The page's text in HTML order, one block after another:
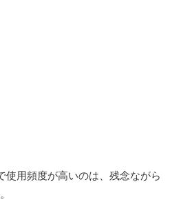
使用頻度が高いのは、残念ながら